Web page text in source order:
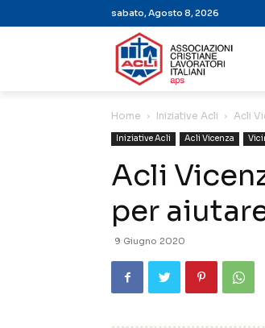
sabato, Agosto 8, 2026
Home Iniziative Acli Acli
Iniziative Acli Acli Vicenza
Acli
per
9 Giugno 2020